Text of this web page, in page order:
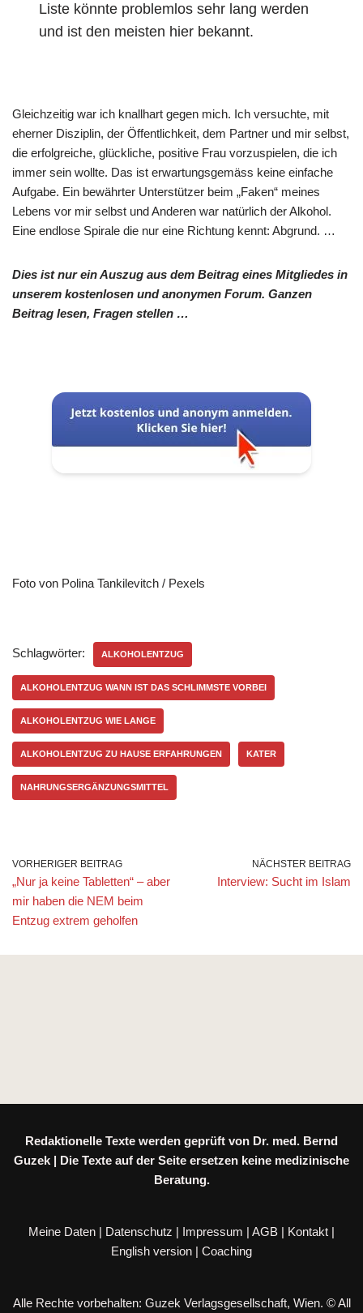
Liste könnte problemlos sehr lang werden
und ist den meisten hier bekannt.
Gleichzeitig war ich knallhart gegen mich. Ich versuchte, mit
eherner Disziplin, der Öffentlichkeit, dem Partner und mir selbst,
die erfolgreiche, glückliche, positive Frau vorzuspielen, die ich
immer sein wollte. Das ist erwartungsgemäss keine einfache
Aufgabe. Ein bewährter Unterstützer beim „Faken“ meines
Lebens vor mir selbst und Anderen war natürlich der Alkohol.
Eine endlose Spirale die nur eine Richtung kennt: Abgrund. …
Dies ist nur ein Auszug aus dem Beitrag eines Mitgliedes in
unserem kostenlosen und anonymen Forum. Ganzen
Beitrag lesen, Fragen stellen …
Foto von Polina Tankilevitch / Pexels
Schlagwörter: ALKOHOLENTZUG
ALKOHOLENTZUG WANN IST DAS SCHLIMMSTE VORBEI
ALKOHOLENTZUG WIE LANGE
ALKOHOLENTZUG ZU HAUSE ERFAHRUNGEN KATER
NAHRUNGSERGÄNZUNGSMITTEL
VORHERIGER BEITRAG
„Nur ja keine Tabletten“ – aber
mir haben die NEM beim
Entzug extrem geholfen
NÄCHSTER BEITRAG
Interview: Sucht im Islam
Redaktionelle Texte werden geprüft von Dr. med. Bernd
Guzek | Die Texte auf der Seite ersetzen keine medizinische
Beratung.
Meine Daten | Datenschutz | Impressum | AGB | Kontakt |
English version | Coaching
Alle Rechte vorbehalten: Guzek Verlagsgesellschaft, Wien. © All